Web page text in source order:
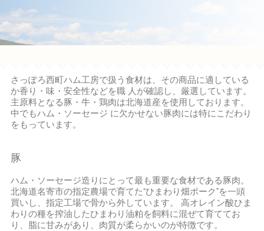
さっぽろ西町ハム工房で扱う食材は、その商品に適している
か香り・味・安全性などを職 人が確認し、厳選しています。
主原料となる豚・牛・鶏肉は北海道産を使用しております。
中でもハム・ソーセージ に欠かせない豚肉には特にこだわり
をもっています。
豚
ハム・ソーセージ造りにとって最も重要な食材である豚肉。
北海道名寄市の指定農場で育てた ❝ひまわり畑ポーク ❞を一頭
買いし、指定工場で骨から外しています。 高オレイン酸ひま
わりの種を搾油したひまわり油粕を飼料に混ぜて育ててお
り、脂に甘みがあり、肉質が柔らかいのが特徴です。